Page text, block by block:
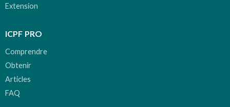
Extension
ICPF PRO
Comprendre
Obtenir
Articles
FAQ